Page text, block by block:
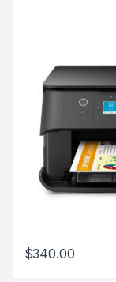
$340.00